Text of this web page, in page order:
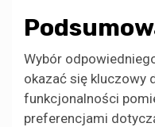
Wybór
okazać się kluczowy
funkcjonalności
preferencjami